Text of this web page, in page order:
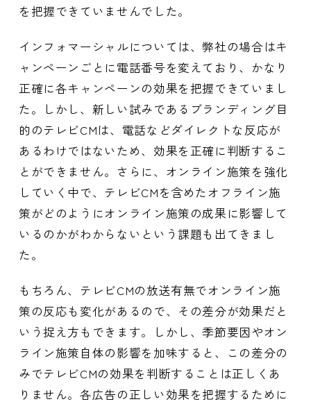
を把握できていませんでした。
インフォマーシャルについては、弊社の場合はキ
ャンペーンごとに電話番号を変えており、かなり
正確に各キャンペーンの効果を把握できていまし
た。しかし、新しい試みであるブランディング目
的のテレビCMは、電話などダイレクトな反応が
あるわけではないため、効果を正確に判断するこ
とができません。さらに、オンライン施策を強化
していく中で、テレビCMを含めたオフライン施
策がどのようにオンライン施策の成果に影響して
いるのかがわからないという課題も出てきまし
た。
もちろん、テレビCMの放送有無でオンライン施
策の反応も変化があるので、その差分が効果だと
いう捉え方もできます。しかし、季節要因やオン
ライン施策自体の影響を加味すると、この差分の
みでテレビCMの効果を判断することは正しくあ
りません。各広告の正しい効果を把握するために